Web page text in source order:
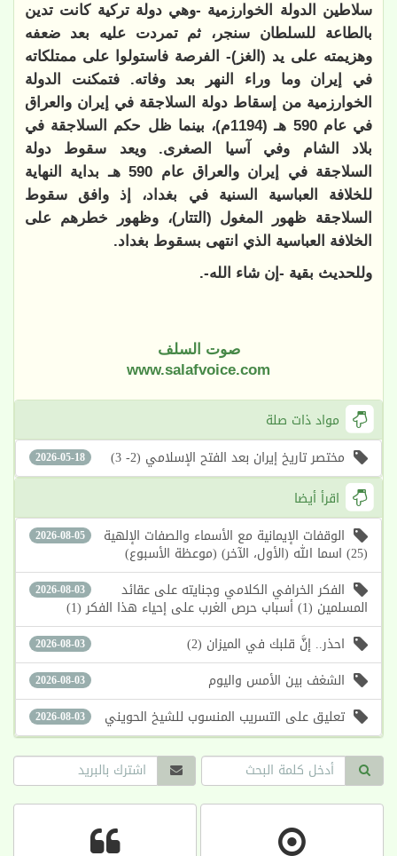
سلاطين الدولة الخوارزمية -وهي دولة تركية كانت تدين
بالطاعة للسلطان سنجر، ثم تمردت عليه بعد ضعفه
وهزيمته على يد (الغز)- الفرصة فاستولوا على ممتلكاته
في إيران وما وراء النهر بعد وفاته. فتمكنت الدولة
الخوارزمية من إسقاط دولة السلاجقة في إيران والعراق
في عام 590 هـ (1194م)، بينما ظل حكم السلاجقة في
بلاد الشام وفي آسيا الصغرى. ويعد سقوط دولة
السلاجقة في إيران والعراق عام 590 هـ بداية النهاية
للخلافة العباسية السنية في بغداد، إذ وافق سقوط
السلاجقة ظهور المغول (التتار)، وظهور خطرهم على
الخلافة العباسية الذي انتهى بسقوط بغداد.
وللحديث بقية -إن شاء الله-.
صوت السلف
www.salafvoice.com
مواد ذات صلة
2026-05-18
مختصر تاريخ إيران بعد الفتح الإسلامي (2- 3)
اقرأ أيضا
2026-08-05 الوقفات الإيمانية مع الأسماء والصفات الإلهية
(25) اسما الله (الأول، الآخر) (موعظة الأسبوع)
2026-08-03 الفكر الخرافي الكلامي وجنايته على عقائد
المسلمين (1) أسباب حرص الغرب على إحياء هذا الفكر (1)
2026-08-03 احذر.. إنَّ قلبك في الميزان (2)
2026-08-03 الشغف بين الأمس واليوم
2026-08-03 تعليق على التسريب المنسوب للشيخ الحويني